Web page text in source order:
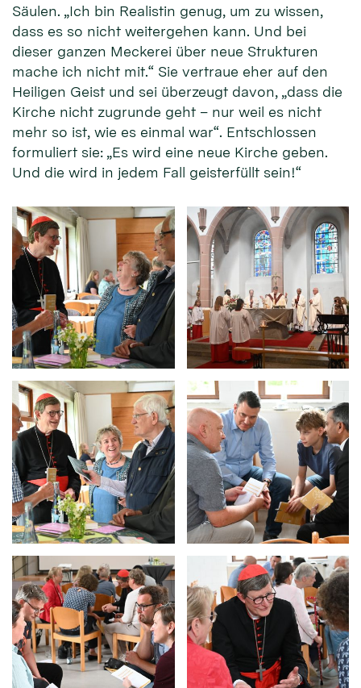
Säulen. „Ich bin Realistin genug, um zu wissen,
dass es so nicht weitergehen kann. Und bei
dieser ganzen Meckerei über neue Strukturen
mache ich nicht mit.“ Sie vertraue eher auf den
Heiligen Geist und sei überzeugt davon, „dass die
Kirche nicht zugrunde geht – nur weil es nicht
mehr so ist, wie es einmal war“. Entschlossen
formuliert sie: „Es wird eine neue Kirche geben.
Und die wird in jedem Fall geisterfüllt sein!“